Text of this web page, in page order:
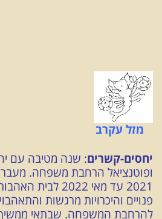
מזל עקרב
יחסים-קשרים: שנה מטיבה עם
ופוטנציאל הרחבת משפחה.
2021 עד מאי 2022
פנויים והיכרויות מרגשות